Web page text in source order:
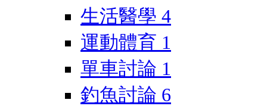
生活醫學 4
運動體育 1
單車討論 1
釣魚討論 6